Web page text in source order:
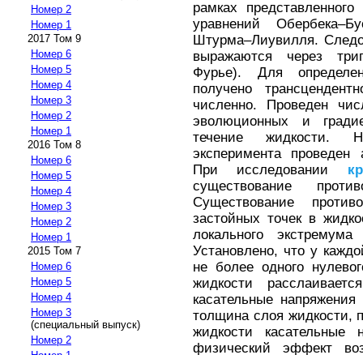
Номер 2
Номер 1
2017 Том 9
Номер 6
Номер 5
Номер 4
Номер 3
Номер 2
Номер 1
2016 Том 8
Номер 6
Номер 5
Номер 4
Номер 3
Номер 2
Номер 1
2015 Том 7
Номер 6
Номер 5
Номер 4
Номер 3
(специальный выпуск)
Номер 2
рамках
уравнений
Штурма–Лиувилля.
выражаются через
Фурье). Для
получено
численно. Проведен
эволюционных и
течение жидкости.
эксперимента проведен
При исследовании
существование
Существование
застойных точек в
локального
Установлено, что у
не более одного
жидкости
касательные
толщина слоя жидкости,
жидкости
физический эффект